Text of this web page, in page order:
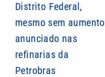
Distrito Federal,
mesmo sem aumento
anunciado nas
refinarias da
Petrobras